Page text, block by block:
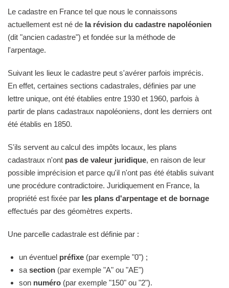
Le cadastre en France tel que nous le connaissons
actuellement est né de la révision du cadastre napoléonien
(dit "ancien cadastre") et fondée sur la méthode de
l'arpentage.
Suivant les lieux le cadastre peut s'avérer parfois imprécis.
En effet, certaines sections cadastrales, définies par une
lettre unique, ont été établies entre 1930 et 1960, parfois à
partir de plans cadastraux napoléoniens, dont les derniers ont
été établis en 1850.
S'ils servent au calcul des impôts locaux, les plans
cadastraux n'ont pas de valeur juridique, en raison de leur
possible imprécision et parce qu'il n'ont pas été établis suivant
une procédure contradictoire. Juridiquement en France, la
propriété est fixée par les plans d'arpentage et de bornage
effectués par des géomètres experts.
Une parcelle cadastrale est définie par :
un éventuel préfixe (par exemple "0") ;
sasection (par exemple "A" ou "AE")
son numéro (par exemple "150" ou "2").